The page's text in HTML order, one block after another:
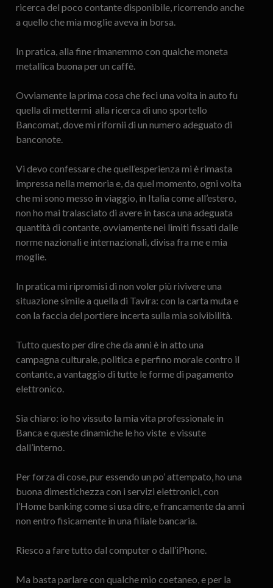
ricerca del poco contante disponibile, ricorrendo anche
a quello che mia moglie aveva in borsa.
In pratica, alla fine rimanemmo con qualche moneta
metallica buona per un caffè.
Ovviamente la prima cosa che feci una volta in auto fu
quella di mettermi alla ricerca di uno sportello
Bancomat, dove mi rifornii di un numero adeguato di
banconote.
Vi devo confessare che quell’esperienza mi è rimasta
impressa nella memoria e, da quel momento, ogni volta
che mi sono messo in viaggio, in Italia come all’estero,
non ho mai tralasciato di avere in tasca una adeguata
quantità di contante, ovviamente nei limiti fissati dalle
norme nazionali e internazionali, divisa fra me e mia
moglie.
In pratica mi ripromisi di non voler più rivivere una
situazione simile a quella di Tavira: con la carta muta e
con la faccia del portiere incerta sulla mia solvibilità.
Tutto questo per dire che da anni è in atto una
campagna culturale, politica e perfino morale contro il
contante, a vantaggio di tutte le forme di pagamento
elettronico.
Sia chiaro: io ho vissuto la mia vita professionale in
Banca e queste dinamiche le ho viste e vissute
dall’interno.
Per forza di cose, pur essendo un po’ attempato, ho una
buona dimestichezza con i servizi elettronici, con
l’Home banking come si usa dire, e francamente da anni
non entro fisicamente in una filiale bancaria.
Riesco a fare tutto dal computer o dall’iPhone.
Ma basta parlare con qualche mio coetaneo, e per la